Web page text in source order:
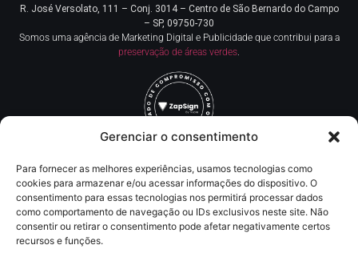
Gerenciar o consentimento
Para fornecer as melhores experiências, usamos tecnologias como
cookies para armazenar e/ou acessar informações do dispositivo. O
consentimento para essas tecnologias nos permitirá processar dados
como comportamento de navegação ou IDs exclusivos neste site. Não
consentir ou retirar o consentimento pode afetar negativamente certos
recursos e funções.
R. José Versolato, 111 – Conj. 3014 – Centro de São Bernardo do Campo
– SP, 09750-730
Somos uma agência de Marketing Digital e Publicidade que contribui para a
preservação de áreas verdes.
Redes Sociais
Contato